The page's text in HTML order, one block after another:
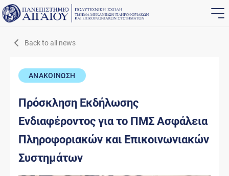
Back to all news
ΑΝΑΚΟΙΝΩΣΗ
Πρόσκληση Εκδήλωσης
Ενδιαφέροντος για το ΠΜΣ Ασφάλεια
Πληροφοριακών και Επικοινωνιακών
Συστημάτων